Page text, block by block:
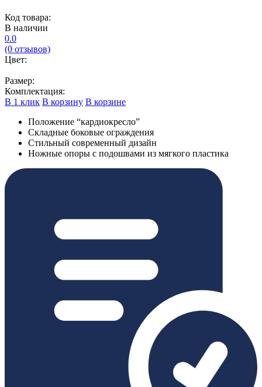
Код товара:
В наличии
0.0
(0 отзывов)
Цвет:
Размер:
Комплектация:
В 1 клик В корзину В корзине
Положение “кардиокресло”
Складные боковые ограждения
Стильный современный дизайн
Ножные опоры с подошвами из мягкого пластика